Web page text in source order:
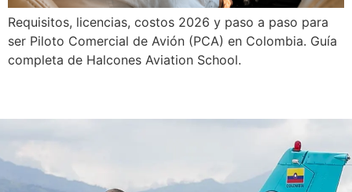
Requisitos, licencias, costos 2026 y paso a paso para
ser Piloto Comercial de Avión (PCA) en Colombia. Guía
completa de Halcones Aviation School.